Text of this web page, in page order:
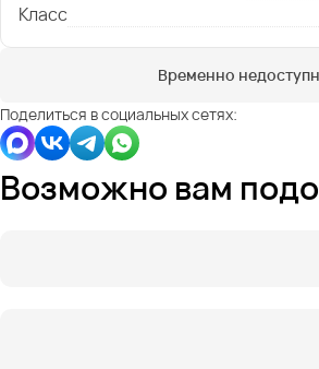
Класс
Временно
Поделиться в социальных сетях:
Возможно вам